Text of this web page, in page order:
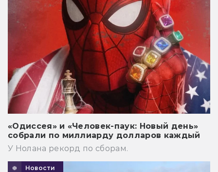
«Одиссея» и «Человек-паук: Новый день»
собрали по миллиарду долларов каждый
У Нолана рекорд по сборам.
Новости